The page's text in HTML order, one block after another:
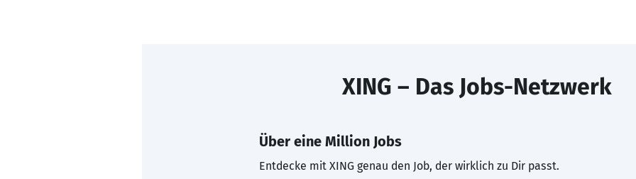
XING – Das Jobs-Netzwerk
Über eine Million Jobs
Entdecke mit XING genau den Job, der wirklich zu Dir passt.